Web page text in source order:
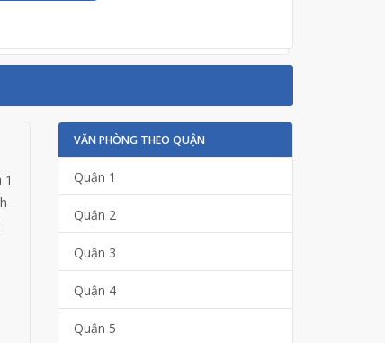
VĂN PHÒNG THEO QUẬN
Quận 1
Quận 2
Quận 3
Quận 4
Quận 5